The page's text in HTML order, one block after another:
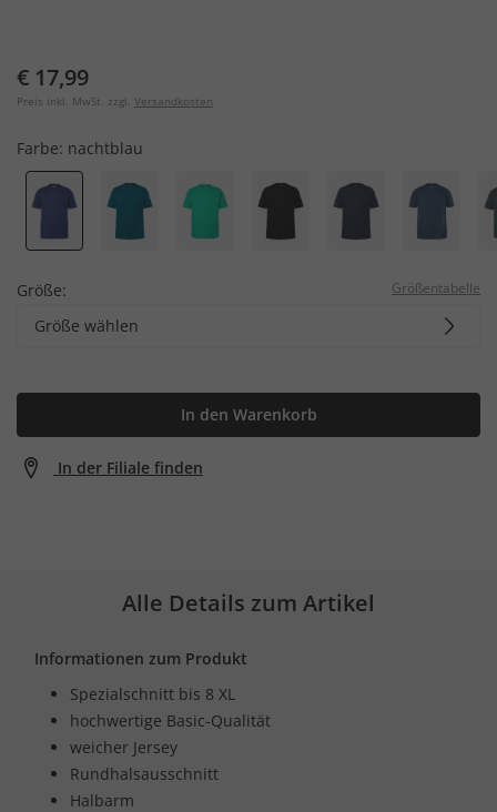
€ 17,99
Preis inkl. MwSt. zzgl. Versandkosten
Farbe: nachtblau
Größe: Größentabelle
Größe wählen
In den Warenkorb
In der Filiale finden
Alle Details zum Artikel
Informationen zum Produkt
Spezialschnitt bis 8 XL
hochwertige Basic-Qualität
weicher Jersey
Rundhalsausschnitt
Halbarm